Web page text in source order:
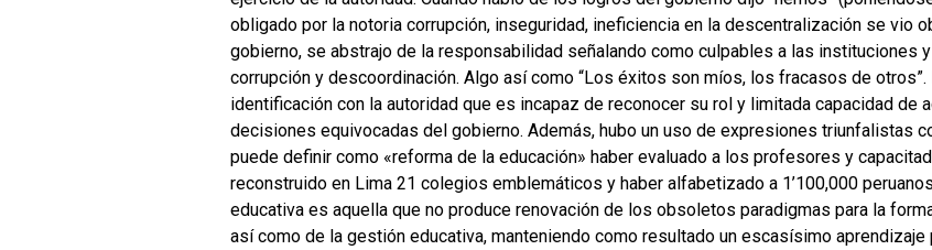
obligado por la notoria corrupción, inseguridad, ineficiencia en la descentralización se vio
gobierno, se abstrajo de la responsabilidad señalando como culpables a las instituciones
corrupción y descoordinación. Algo así como “Los éxitos son míos, los fracasos de
identificación con la autoridad que es incapaz de reconocer su rol y limitada capacidad de
decisiones equivocadas del gobierno. Además, hubo un uso de expresiones triunfalistas
puede definir como «reforma de la educación» haber evaluado a los profesores y
reconstruido en Lima 21 colegios emblemáticos y haber alfabetizado a 1’100,000
educativa es aquella que no produce renovación de los obsoletos paradigmas para la
así como de la gestión educativa, manteniendo como resultado un escasísimo